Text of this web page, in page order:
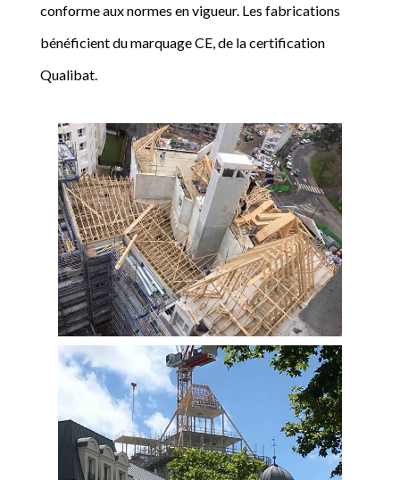
conforme aux normes en vigueur. Les fabrications
bénéficient du marquage CE, de la certification
Qualibat.